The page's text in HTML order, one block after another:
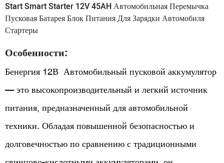
Start Smart Starter 12V 45AH Автомобильная Перемычка
Пусковая Батарея Блок Питания Для Зарядки Автомобиля
Стартеры
Особенности:
Бенергия 12В Автомобильный пусковой аккумулятор
— это высокопроизводительный и легкий источник
питания, предназначенный для автомобильной
техники. Обладая повышенной безопасностью и
долговечностью по сравнению с традиционными